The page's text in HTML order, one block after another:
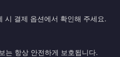
시 결제 옵션에서 확인해 주세요.
는 항상 안전하게 보호됩니다.